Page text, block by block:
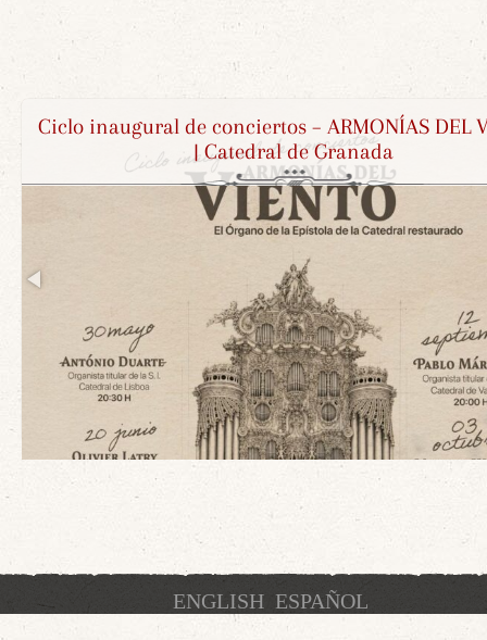
Restauración del órgano de Fermoselle en
Ciclo inaugural de conciertos – ARMONÍAS DEL VIENTO
| Catedral de Granada
ENGLISH ESPAÑOL